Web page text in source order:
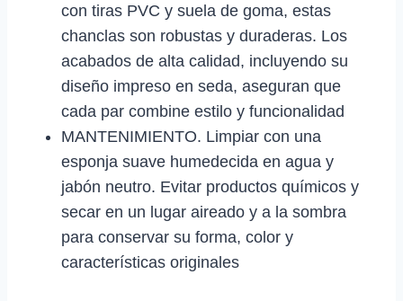
con tiras PVC y suela de goma, estas
chanclas son robustas y duraderas. Los
acabados de alta calidad, incluyendo su
diseño impreso en seda, aseguran que
cada par combine estilo y funcionalidad
MANTENIMIENTO. Limpiar con una
esponja suave humedecida en agua y
jabón neutro. Evitar productos químicos y
secar en un lugar aireado y a la sombra
para conservar su forma, color y
características originales